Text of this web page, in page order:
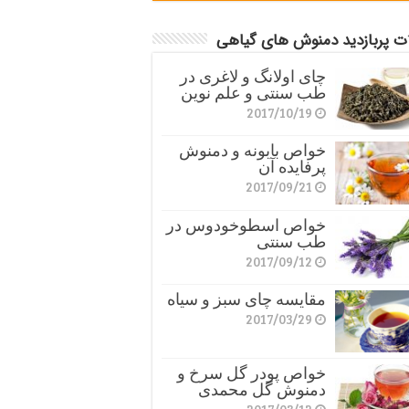
پربازدید دمنوش های گیاهی
چای اولانگ و لاغری در
طب سنتی و علم نوین
2017/10/19
خواص بابونه و دمنوش
پرفایده آن
2017/09/21
خواص اسطوخودوس در
طب سنتی
2017/09/12
مقایسه چای سبز و سیاه
2017/03/29
خواص پودر گل سرخ و
دمنوش گل محمدی